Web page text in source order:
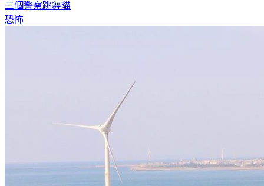
三個警察跳舞貓
恐怖